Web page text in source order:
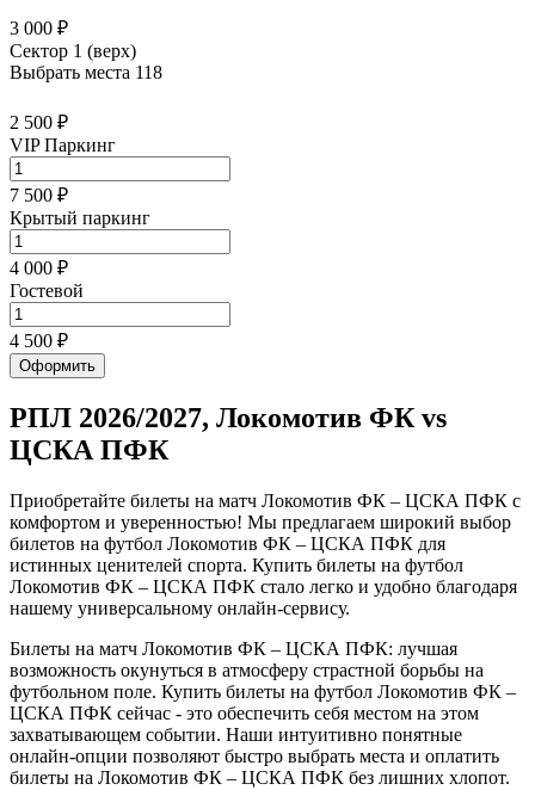
3 000 ₽
Сектор 1 (верх)
Выбрать места 118
2 500 ₽
VIP Паркинг
7 500 ₽
Крытый паркинг
4 000 ₽
Гостевой
4 500 ₽
Оформить
РПЛ 2026/2027, Локомотив ФК vs
ЦСКА ПФК
Приобретайте билеты на матч Локомотив ФК – ЦСКА ПФК с
комфортом и уверенностью! Мы предлагаем широкий выбор
билетов на футбол Локомотив ФК – ЦСКА ПФК для
истинных ценителей спорта. Купить билеты на футбол
Локомотив ФК – ЦСКА ПФК стало легко и удобно благодаря
нашему универсальному онлайн-сервису.
Билеты на матч Локомотив ФК – ЦСКА ПФК: лучшая
возможность окунуться в атмосферу страстной борьбы на
футбольном поле. Купить билеты на футбол Локомотив ФК –
ЦСКА ПФК сейчас - это обеспечить себя местом на этом
захватывающем событии. Наши интуитивно понятные
онлайн-опции позволяют быстро выбрать места и оплатить
билеты на Локомотив ФК – ЦСКА ПФК без лишних хлопот.